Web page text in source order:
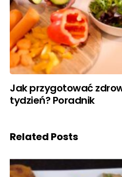
Jak przygotować
tydzień? Poradnik
Related Posts